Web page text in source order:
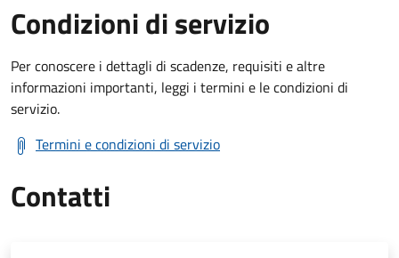
Condizioni di servizio
Per conoscere i dettagli di scadenze, requisiti e altre
informazioni importanti, leggi i termini e le condizioni di
servizio.
Termini e condizioni di servizio
Contatti